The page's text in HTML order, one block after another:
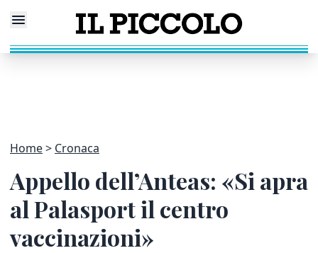
Home Cronaca
Appello dell’Anteas: «Si apra
al Palasport il centro
vaccinazioni»